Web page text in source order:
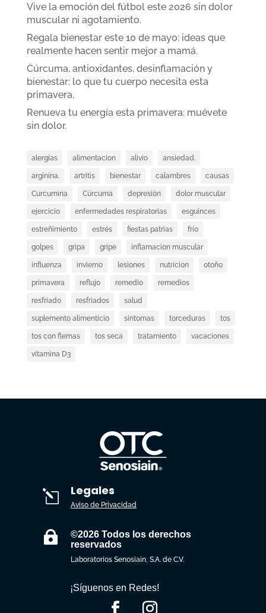
Vive la emoción del fútbol este 2026 sin dolor
muscular ni agotamiento.
Regala bienestar este 10 de mayo: ideas que
realmente hacen sentir mejor a mamá.
Cúrcuma, antioxidantes, desinflamación y
bienestar: lo que tu cuerpo necesita esta
primavera.
Renueva tu energía esta primavera: muévete
sin dolor.
alergias alimentacion alivio ansiedad.
arginina. artritis bienestar calambres causas
Curcumina Cúrcuma depresión dolor muscular
ejercicio enfermedades respiratorias esguinces
estreñimiento estrés fiestas patrias frío
golpes gripa gripe inflamacion muscular
influenza invierno lesiones nutricion otoño
primavera reflujo remedio remedios
resfriado resfriados salud
suplemento alimenticio síntomas torceduras tos
tos con flemas tos seca tratamiento vacaciones
vitamina D3
l Legales
Aviso de Privacidad

©2026 Todos los derechos
reservados
Laboratorios Senosiain, S.A. de C.V.
¡Síguenos en Redes!